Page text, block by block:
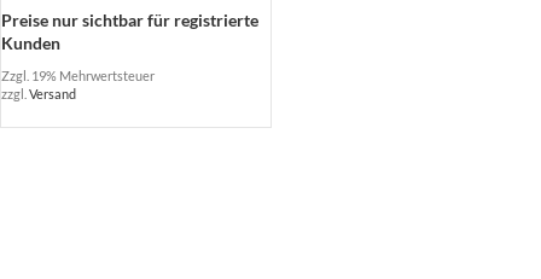
Preise nur sichtbar für registrierte
Kunden
Zzgl. 19% Mehrwertsteuer
zzgl. Versand